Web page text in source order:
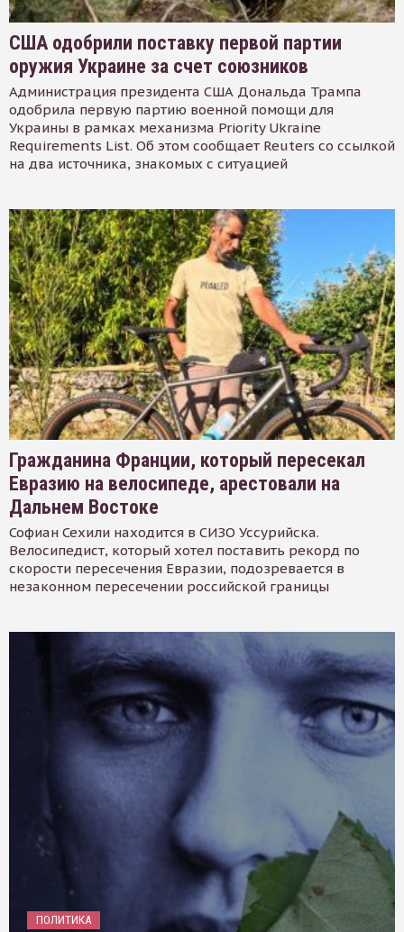
США одобрили поставку первой партии
оружия Украине за счет союзников
Администрация президента США Дональда Трампа
одобрила первую партию военной помощи для
Украины в рамках механизма Priority Ukraine
Requirements List. Об этом сообщает Reuters со ссылкой
на два источника, знакомых с ситуацией
Гражданина Франции, который пересекал
Евразию на велосипеде, арестовали на
Дальнем Востоке
Софиан Сехили находится в СИЗО Уссурийска.
Велосипедист, который хотел поставить рекорд по
скорости пересечения Евразии, подозревается в
незаконном пересечении российской границы
ПОЛИТИКА